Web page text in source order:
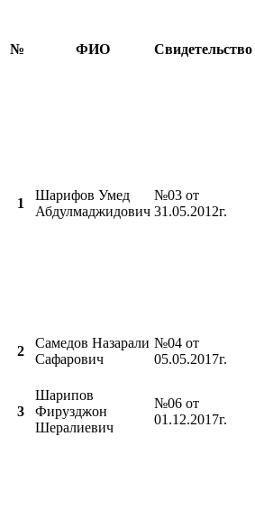
№ ФИО Свидетельcтво
1
Шарифов Умед
Абдулмаджидович
№03 от
31.05.2012г.
2
Самедов Назарали
Сафарович
№04 от
05.05.2017г.
3
Шарипов
Фирузджон
Шералиевич
№06 от
01.12.2017г.